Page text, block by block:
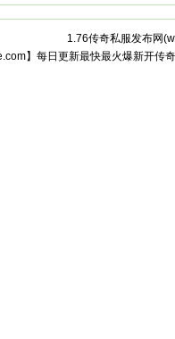
1.76传奇私服发布网(
】每日更新最快最火爆新开传